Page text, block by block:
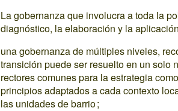
La gobernanza que involucra a toda la
diagnóstico, la elaboración y la
una gobernanza de múltiples niveles,
transición puede ser resuelto en un solo
rectores comunes para la estrategia
principios adaptados a cada contexto
las unidades de barrio ;